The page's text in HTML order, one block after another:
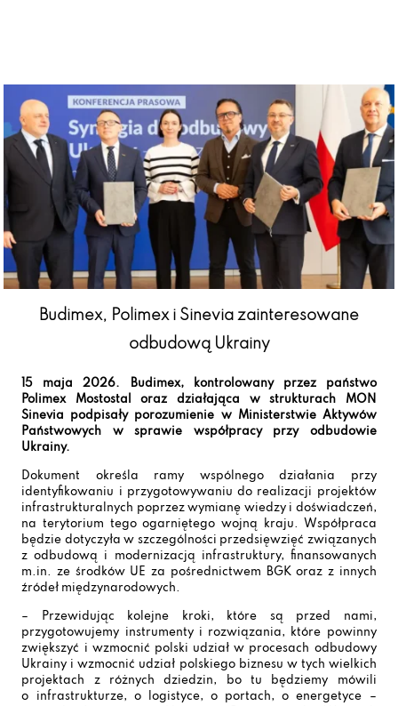
Budimex, Polimex i Sinevia zainteresowane
odbudową Ukrainy
15 maja 2026. Budimex, kontrolowany przez państwo
Polimex Mostostal oraz działająca w strukturach MON
Sinevia podpisały porozumienie w Ministerstwie Aktywów
Państwowych w sprawie współpracy przy odbudowie
Ukrainy.
Dokument określa ramy wspólnego działania przy
identyfikowaniu i przygotowywaniu do realizacji projektów
infrastrukturalnych poprzez wymianę wiedzy i doświadczeń,
na terytorium tego ogarniętego wojną kraju. Współpraca
będzie dotyczyła w szczególności przedsięwzięć związanych
z odbudową i modernizacją infrastruktury, finansowanych
m.in. ze środków UE za pośrednictwem BGK oraz z innych
źródeł międzynarodowych.
– Przewidując kolejne kroki, które są przed nami,
przygotowujemy instrumenty i rozwiązania, które powinny
zwiększyć i wzmocnić polski udział w procesach odbudowy
Ukrainy i wzmocnić udział polskiego biznesu w tych wielkich
projektach z różnych dziedzin, bo tu będziemy mówili
o infrastrukturze, o logistyce, o portach, o energetyce –